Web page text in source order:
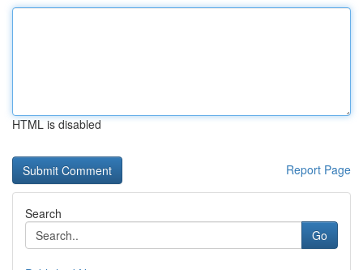
HTML is disabled
Report Page
Search
Go